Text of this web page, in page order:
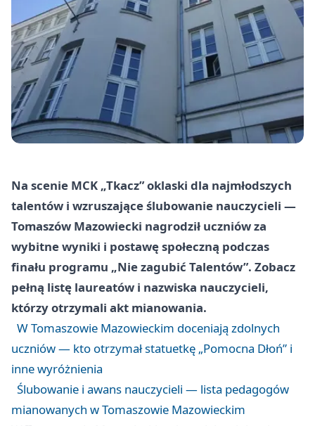
Na scenie MCK „Tkacz” oklaski dla najmłodszych
talentów i wzruszające ślubowanie nauczycieli —
Tomaszów Mazowiecki nagrodził uczniów za
wybitne wyniki i postawę społeczną podczas
finału programu „Nie zagubić Talentów”. Zobacz
pełną listę laureatów i nazwiska nauczycieli,
którzy otrzymali akt mianowania.
W Tomaszowie Mazowieckim doceniają zdolnych
uczniów — kto otrzymał statuetkę „Pomocna Dłoń” i
inne wyróżnienia
Ślubowanie i awans nauczycieli — lista pedagogów
mianowanych w Tomaszowie Mazowieckim